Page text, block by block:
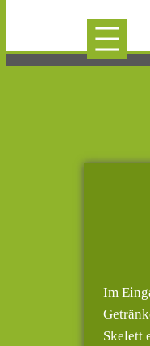
Im
Skelett